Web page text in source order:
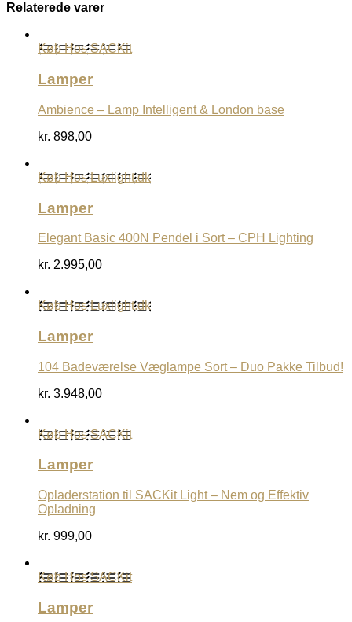
Relaterede varer
Køb Hos SACKit
Lamper
Ambience – Lamp Intelligent & London base
kr. 898,00
Køb Hos Luxlight.dk
Lamper
Elegant Basic 400N Pendel i Sort – CPH Lighting
kr. 2.995,00
Køb Hos Luxlight.dk
Lamper
104 Badeværelse Væglampe Sort – Duo Pakke Tilbud!
kr. 3.948,00
Køb Hos SACKit
Lamper
Opladerstation til SACKit Light – Nem og Effektiv
Opladning
kr. 999,00
Køb Hos SACKit
Lamper